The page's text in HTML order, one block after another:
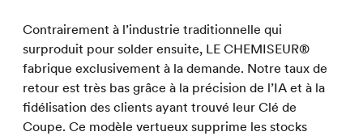
Contrairement à l’industrie traditionnelle qui
surproduit pour solder ensuite, LE CHEMISEUR®
fabrique exclusivement à la demande. Notre taux de
retour est très bas grâce à la précision de l’IA et à la
fidélisation des clients ayant trouvé leur Clé de
Coupe. Ce modèle vertueux supprime les stocks